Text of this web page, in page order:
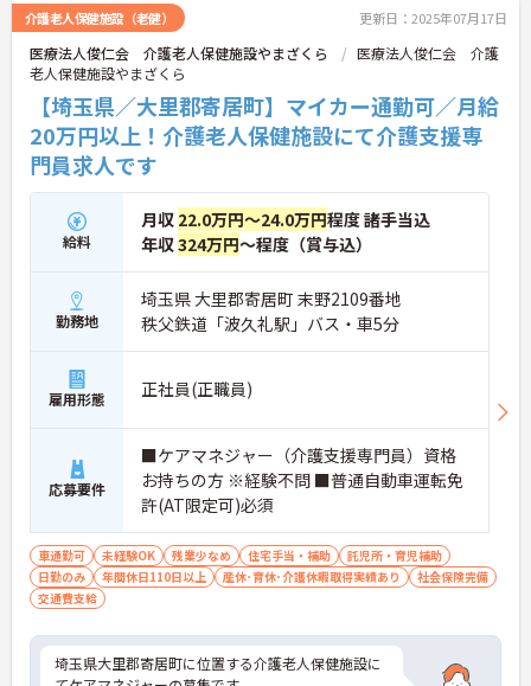
に詳細をお話しいたしますのでお気軽にご相談くだ
さい！
介護老人保健施設（老健） 更新日：2025年07月17日
医療法人俊仁会 介護老人保健施設やまざくら
医療法人俊仁会 介護
老人保健施設やまざくら
【埼玉県／大里郡寄居町】マイカー通勤可／月給
20万円以上！介護老人保健施設にて介護支援専
門員求人です
給料
月収 22.0万円～24.0万円程度 諸手当込
年収324万円～程度（賞与込）
勤務地
埼玉県 大里郡寄居町 末野2109番地
秩父鉄道「波久礼駅」バス・車5分
雇用形態 正社員(正職員)
応募要件
■ケアマネジャー（介護支援専門員）資格
お持ちの方 ※経験不問 ■普通自動車運転免
許(AT限定可)必須
車通勤可 未経験OK 残業少なめ 住宅手当・補助
託児所・育児補助
日勤のみ
年間休日110日以上 産休･育休･介護休暇取得実績あり
社会保険完備
交通費支給
埼玉県大里郡寄居町に位置する介護老人保健施設に